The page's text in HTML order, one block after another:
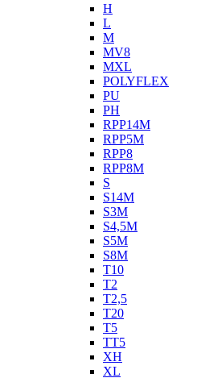
H
L
M
MV8
MXL
POLYFLEX
PU
PH
RPP14M
RPP5M
RPP8
RPP8M
S
S14M
S3M
S4,5M
S5M
S8M
T10
T2
T2,5
T20
T5
TT5
XH
XL